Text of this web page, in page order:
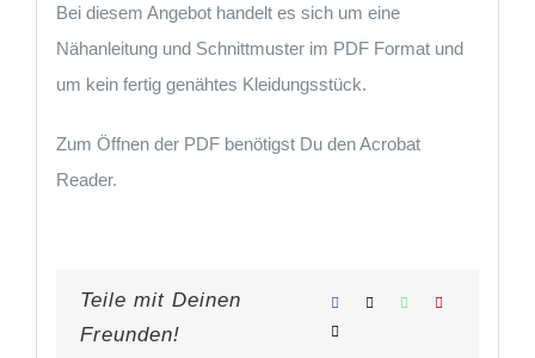
Bei diesem Angebot handelt es sich um eine
Nähanleitung und Schnittmuster im PDF Format und
um kein fertig genähtes Kleidungsstück.
Zum Öffnen der PDF benötigst Du den Acrobat
Reader.
Teile mit Deinen
Freunden!